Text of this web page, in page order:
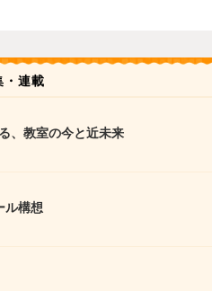
・連載
、教室の今と近未来
ル構想